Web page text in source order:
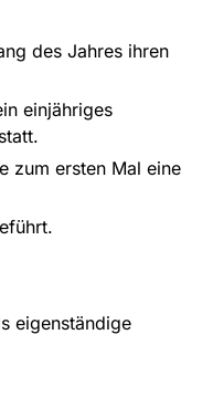
des Jahres ihren
einjähriges
zum ersten Mal eine
eigenständige